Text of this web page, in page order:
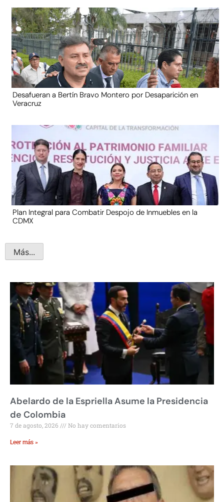
Desafueran a Bertín Bravo Montero por Desaparición en
Veracruz
Plan Integral para Combatir Despojo de Inmuebles en la
CDMX
Más...
Abelardo de la Espriella Asume la Presidencia
de Colombia
7 de agosto, 2026 No hay comentarios
Leer más »